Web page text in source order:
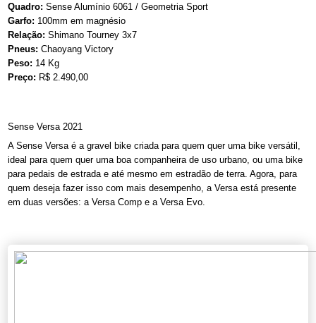
Quadro: Sense Alumínio 6061 / Geometria Sport
Garfo: 100mm em magnésio
Relação: Shimano Tourney 3x7
Pneus: Chaoyang Victory
Peso: 14 Kg
Preço: R$ 2.490,00
Sense Versa 2021
A Sense Versa é a gravel bike criada para quem quer uma bike versátil,
ideal para quem quer uma boa companheira de uso urbano, ou uma bike
para pedais de estrada e até mesmo em estradão de terra. Agora, para
quem deseja fazer isso com mais desempenho, a Versa está presente
em duas versões: a Versa Comp e a Versa Evo.